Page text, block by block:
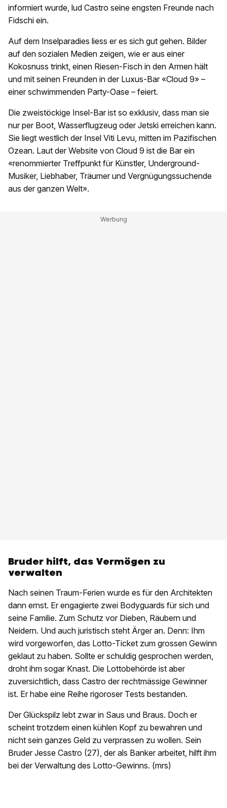
informiert wurde, lud Castro seine engsten Freunde nach
Fidschi ein.
Auf dem Inselparadies liess er es sich gut gehen. Bilder
auf den sozialen Medien zeigen, wie er aus einer
Kokosnuss trinkt, einen Riesen-Fisch in den Armen hält
und mit seinen Freunden in der Luxus-Bar «Cloud 9» –
einer schwimmenden Party-Oase – feiert.
Die zweistöckige Insel-Bar ist so exklusiv, dass man sie
nur per Boot, Wasserflugzeug oder Jetski erreichen kann.
Sie liegt westlich der Insel Viti Levu, mitten im Pazifischen
Ozean. Laut der Website von Cloud 9 ist die Bar ein
«renommierter Treffpunkt für Künstler, Underground-
Musiker, Liebhaber, Träumer und Vergnügungssuchende
aus der ganzen Welt».
Bruder hilft, das Vermögen zu
verwalten
Nach seinen Traum-Ferien wurde es für den Architekten
dann ernst. Er engagierte zwei Bodyguards für sich und
seine Familie. Zum Schutz vor Dieben, Räubern und
Neidern. Und auch juristisch steht Ärger an. Denn: Ihm
wird vorgeworfen, das Lotto-Ticket zum grossen Gewinn
geklaut zu haben. Sollte er schuldig gesprochen werden,
droht ihm sogar Knast. Die Lottobehörde ist aber
zuversichtlich, dass Castro der rechtmässige Gewinner
ist. Er habe eine Reihe rigoroser Tests bestanden.
Der Glückspilz lebt zwar in Saus und Braus. Doch er
scheint trotzdem einen kühlen Kopf zu bewahren und
nicht sein ganzes Geld zu verprassen zu wollen. Sein
Bruder Jesse Castro (27), der als Banker arbeitet, hilft ihm
bei der Verwaltung des Lotto-Gewinns. (mrs)